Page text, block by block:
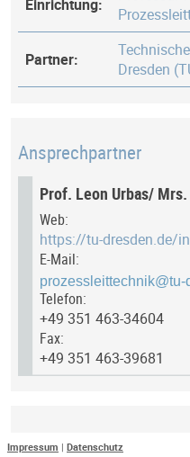
Einrichtung:
Partner:
Dresden
Ansprechpartner
Prof. Leon Urbas/
Web:
https://tu-dresden.de/
E-Mail:
Telefon:
+49 351 463-34604
Fax:
+49 351 463-39681
Letztes Update
Impressum | Datenschutz